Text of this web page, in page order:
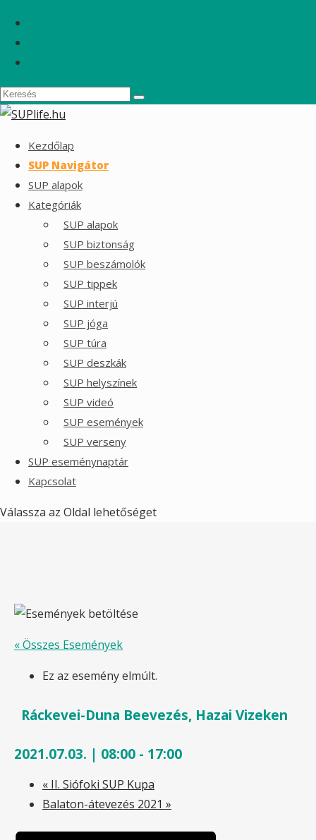
Kezdőlap
SUP Navigátor
SUP alapok
Kategóriák
SUP alapok
SUP biztonság
SUP beszámolók
SUP tippek
SUP interjú
SUP jóga
SUP túra
SUP deszkák
SUP helyszínek
SUP videó
SUP események
SUP verseny
SUP eseménynaptár
Kapcsolat
Válassza az Oldal lehetőséget
« Összes Események
Ez az esemény elmúlt.
Ráckevei-Duna Beevezés, Hazai Vizeken
2021.07.03. | 08:00 - 17:00
« II. Siófoki SUP Kupa
Balaton-átevezés 2021 »